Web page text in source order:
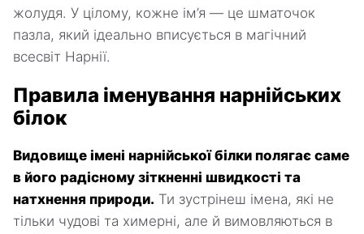
жолудя. У цілому, кожне ім’я — це шматочок
пазла, який ідеально вписується в магічний
всесвіт Нарнії.
Правила іменування нарнійських
білок
Видовище імені нарнійської білки полягає саме
в його радісному зіткненні швидкості та
натхнення природи. Ти зустрінеш імена, які не
тільки чудові та химерні, але й вимовляються в